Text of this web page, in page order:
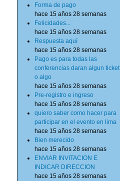
Forma de pago
hace 15 años 28 semanas
Felicidades...
hace 15 años 28 semanas
Respuesta aquí
hace 15 años 28 semanas
Pago es para todas las
conferencias daran algun ticket
o algo
hace 15 años 28 semanas
Pre-registro e ingreso
hace 15 años 28 semanas
quiero saber como hacer para
participar en el evento en lima
hace 15 años 28 semanas
Bien merecido
hace 15 años 28 semanas
ENVIAR INVITACION E
INDICAR DIRECCION
hace 15 años 28 semanas